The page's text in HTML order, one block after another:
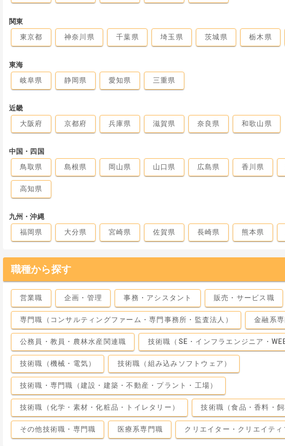
関東
東京都
神奈川県 千葉県 埼玉県 茨城県 栃木県
東海
岐阜県
静岡県 愛知県 三重県
近畿
大阪府
京都府 兵庫県 滋賀県 奈良県 和歌山県
中国・四国
鳥取県
島根県 岡山県 山口県 広島県 香川県
高知県
九州・沖縄
福岡県
大分県 宮崎県 佐賀県 長崎県 熊本県
職種から探す
営業職 企画・管理 事務・アシスタント 販売・サービス職
専門職（コンサルティングファーム・専門事務所・監査法人） 金融系
公務員・教員・農林水産関連職 技術職（SE・インフラエンジニア・
技術職（機械・電気） 技術職（組み込みソフトウェア）
技術職・専門職（建設・建築・不動産・プラント・工場）
技術職（化学・素材・化粧品・トイレタリー） 技術職（食品・香料・飼
その他技術職・専門職 医療系専門職 クリエイター・クリエイティ